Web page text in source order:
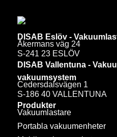
DISAB Eslöv -
Åkermans väg 24
S-241 23 ESLÖV
DISAB Vallentuna -
vakuumsystem
Cedersdalsvägen 1
S-186 40 VALLENTUNA
Produkter
Vakuumlastare
Portabla vakuumenheter